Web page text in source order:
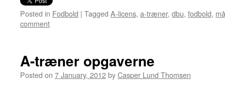
Posted in Fodbold | Tagged A-licens, a-træner, dbu, fodbold,
comment
A-træner opgaverne
Posted on 7 January, 2012byCasper Lund Thomsen